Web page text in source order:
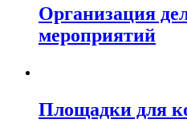
Организация
мероприятий
Площадки для